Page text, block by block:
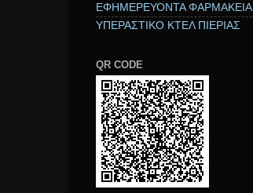
ΕΦΗΜΕΡΕΥΟΝΤΑ ΦΑΡΜΑΚΕΙΑ
ΥΠΕΡΑΣΤΙΚΟ ΚΤΕΛ ΠΙΕΡΙΑΣ
QR CODE